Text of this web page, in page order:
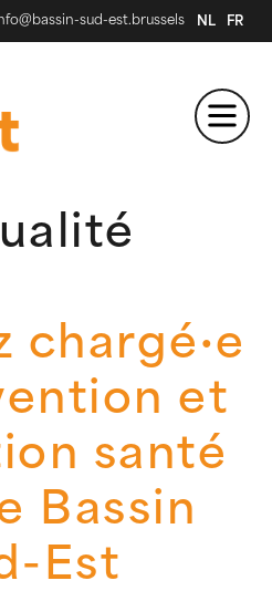
sud-est.brussels NL FR
chargé·e
et
santé
Bassin
Est